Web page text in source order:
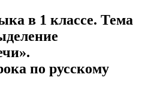
в 1 классе. Тема
по русскому